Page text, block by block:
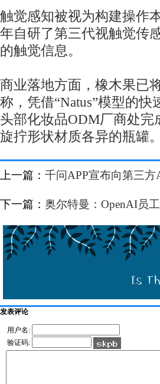
触觉感知被视为构建操作
年自研了第三代视触觉传
的触觉信息。
商业落地方面，橡木果已
称，凭借“Natus”模型的
头部化妆品ODM厂商处
旋拧形状材质各异的瓶罐。
上一篇： 千问APP宣布向第三
下一篇： 奥尔特曼：OpenAI员
发表评论
用户名:
验证码: